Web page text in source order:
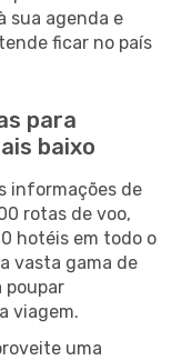
sua agenda e
ficar no país
para
baixo
informações de
rotas de voo,
hotéis em todo o
vasta gama de
poupar
viagem.
uma